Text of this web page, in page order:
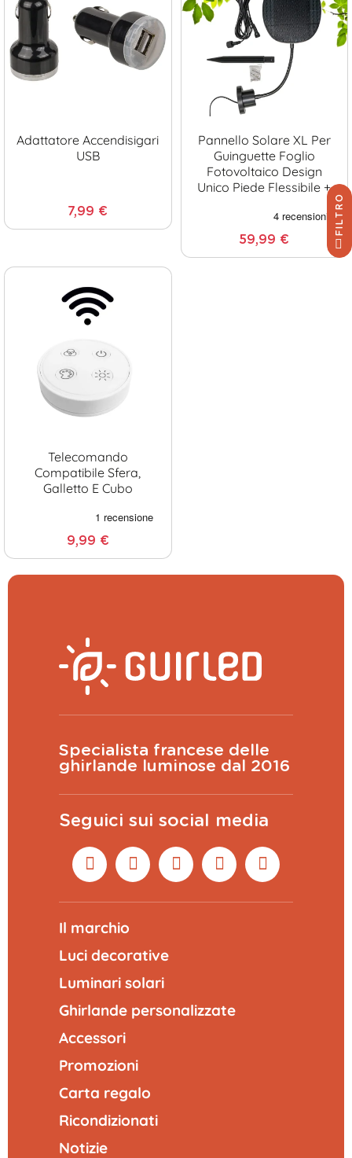
Adattatore Accendisigari
USB
7,99 €
Pannello Solare XL Per
Guinguette Foglio
Fotovoltaico Design
Unico Piede Flessibile +
Picchetto
59,99 €
Telecomando
Compatibile Sfera,
Galletto E Cubo
9,99 €
Specialista francese delle
ghirlande luminose dal 2016
Seguici sui social media
Il marchio
Luci decorative
Luminari solari
Ghirlande personalizzate
Accessori
Promozioni
Carta regalo
Ricondizionati
Notizie
FILTRO